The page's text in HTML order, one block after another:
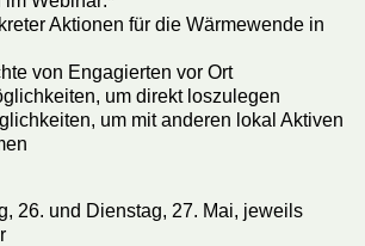
Aktionen für die Wärmewende in
von Engagierten vor Ort
um direkt loszulegen
um mit anderen lokal Aktiven
26. und Dienstag, 27. Mai, jeweils